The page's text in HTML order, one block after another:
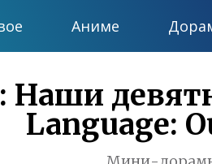
Аниме
Наши
Language: